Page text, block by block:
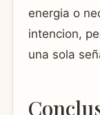
energia o
intencion,
una sola